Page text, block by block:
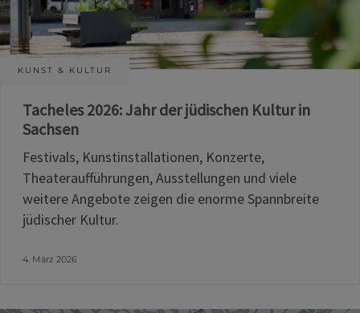
KUNST & KULTUR
Tacheles 2026: Jahr der jüdischen Kultur in
Sachsen
Festivals, Kunstinstallationen, Konzerte,
Theateraufführungen, Ausstellungen und viele
weitere Angebote zeigen die enorme Spannbreite
jüdischer Kultur.
4. März 2026